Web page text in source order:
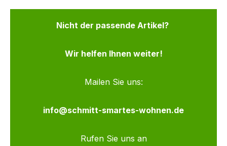
Nicht der passende Artikel?
Wir helfen Ihnen weiter!
Mailen Sie uns:
info@schmitt-smartes-wohnen.de
Rufen Sie uns an